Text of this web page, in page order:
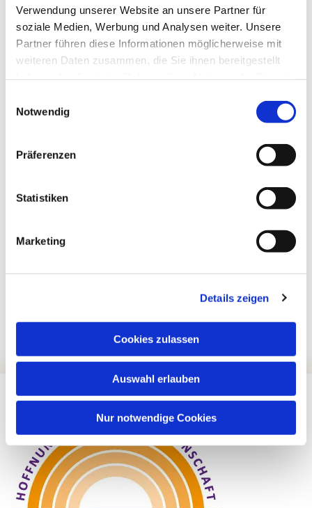
Verwendung unserer Website an unsere Partner für
soziale Medien, Werbung und Analysen weiter. Unsere
Partner führen diese Informationen möglicherweise mit
weiteren Daten zusammen, die Sie ihnen bereitgestellt
Notwendig
Präferenzen
Statistiken
Marketing
Details zeigen
Cookies zulassen
Auswahl erlauben
Nur notwendige Cookies